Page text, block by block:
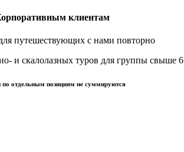
клиентам
путешествующих с нами повторно
и скалолазных туров для группы свыше
по отдельным позициям не суммируются